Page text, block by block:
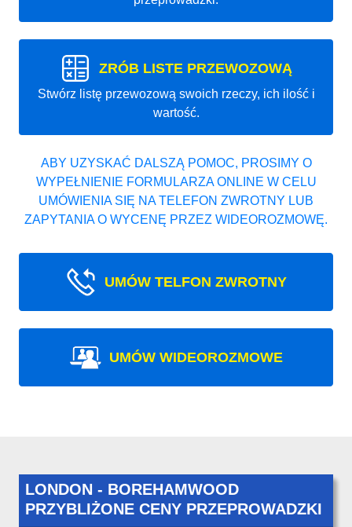
ZRÓB LISTE PRZEWOZOWĄ
Stwórz listę przewozową swoich rzeczy, ich ilość i
wartość.
ABY UZYSKAĆ DALSZĄ POMOC, PROSIMY O
WYPEŁNIENIE FORMULARZA ONLINE W CELU
UMÓWIENIA SIĘ NA TELEFON ZWROTNY LUB
ZAPYTANIA O WYCENĘ PRZEZ WIDEOROZMOWĘ.
UMÓW TELFON ZWROTNY
UMÓW WIDEOROZMOWE
LONDON - BOREHAMWOOD
PRZYBLIŻONE CENY PRZEPROWADZKI